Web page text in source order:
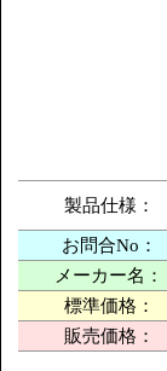
製品仕様：
お問合No：
メーカー名：
標準価格：
販売価格：